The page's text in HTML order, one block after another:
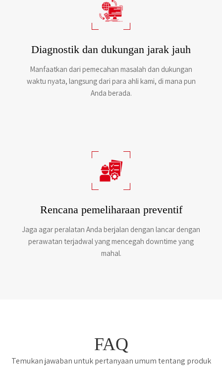
Diagnostik dan dukungan jarak jauh
Manfaatkan dari pemecahan masalah dan dukungan
waktu nyata, langsung dari para ahli kami, di mana pun
Anda berada.
Rencana pemeliharaan preventif
Jaga agar peralatan Anda berjalan dengan lancar dengan
perawatan terjadwal yang mencegah downtime yang
mahal.
FAQ
Temukan jawaban untuk pertanyaan umum tentang produk